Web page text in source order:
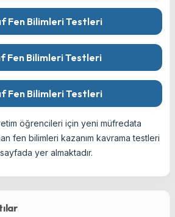
Fen Bilimleri Testleri
Fen Bilimleri Testleri
Fen Bilimleri Testleri
öğrencileri için yeni müfredata
fen bilimleri kazanım kavrama testleri
yer almaktadır.